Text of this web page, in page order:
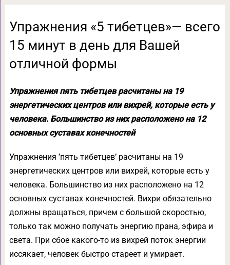
Упражнения «5 тибетцев»— всего
15 минут в день для Вашей
отличной формы
Упражнения пять тибетцев расчитаны на 19
энергетических центров или вихрей, которые есть у
человека. Большинство из них расположено на 12
основных суставах конечностей
Упражнения ’пять тибетцев’ расчитаны на 19
энергетических центров или вихрей, которые есть у
человека. Большинство из них расположено на 12
основных суставах конечностей. Вихри обязательно
должны вращаться, причем с большой скоростью,
только так можно получать энергию прана, эфира и
света. При сбое какого-то из вихрей поток энергии
иссякает, человек быстро стареет и умирает.